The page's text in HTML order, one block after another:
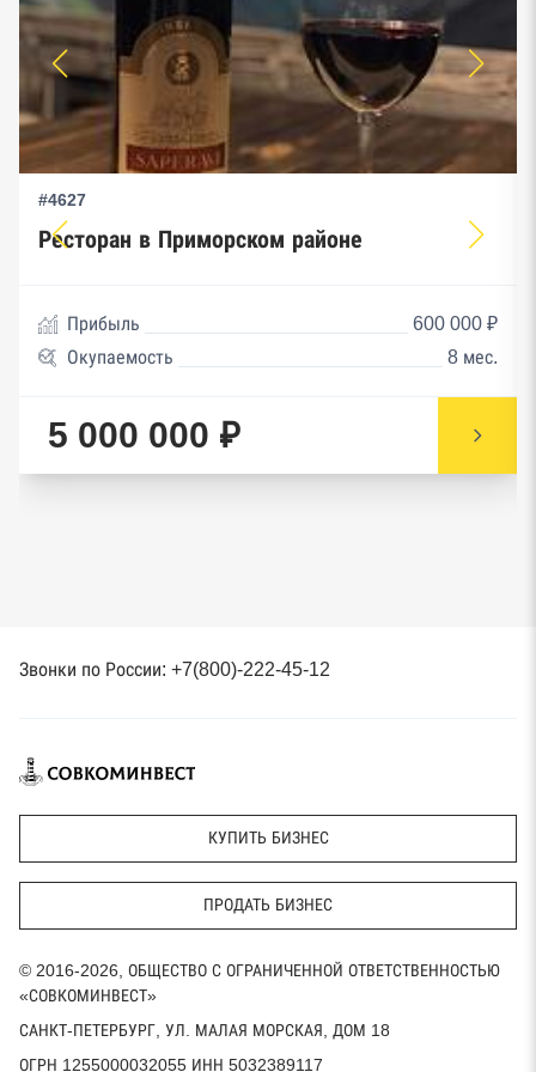
#4627
Ресторан в Приморском районе
Прибыль
600 000 ₽
Окупаемость
8 мес.
5 000 000 ₽
Звонки по России: +7(800)-222-45-12
КУПИТЬ БИЗНЕС
ПРОДАТЬ БИЗНЕС
© 2016-2026, ОБЩЕСТВО С ОГРАНИЧЕННОЙ ОТВЕТСТВЕННОСТЬЮ
«СОВКОМИНВЕСТ»
САНКТ-ПЕТЕРБУРГ, УЛ. МАЛАЯ МОРСКАЯ, ДОМ 18
ОГРН 1255000032055 ИНН 5032389117